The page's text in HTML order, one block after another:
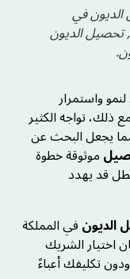
في
الديون
واستمرار
تواجه الكثير
يجعل البحث عن
موثوقة خطوة
قد يهدد
في المملكة
اختيار الشريك
تكليفك أعباءً